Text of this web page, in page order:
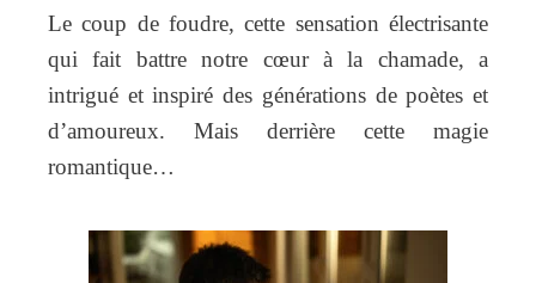
Le coup de foudre, cette sensation électrisante
qui fait battre notre cœur à la chamade, a
intrigué et inspiré des générations de poètes et
d’amoureux. Mais derrière cette magie
romantique…